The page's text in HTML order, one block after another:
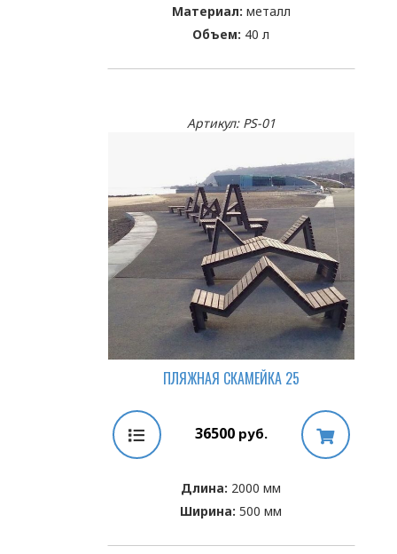
Материал: металл
Объем: 40 л
Артикул: PS-01
ПЛЯЖНАЯ СКАМЕЙКА 25
36500руб.
Длина: 2000 мм
Ширина: 500 мм